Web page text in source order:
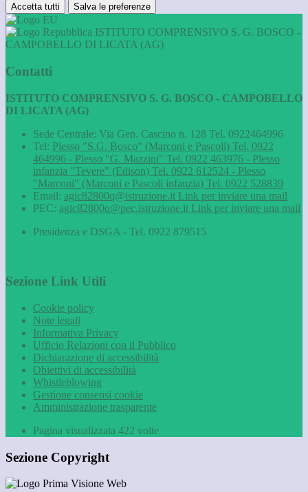
Accetta tutti Salva le preferenze
ISTITUTO COMPRENSIVO S. G. BOSCO -
CAMPOBELLO DI LICATA (AG)
Contatti
ISTITUTO COMPRENSIVO S. G. BOSCO - CAMPOBELLO
DI LICATA (AG)
Sede Centrale: Via Gen. Cascino n. 128 Tel. 0922464996
Tel: Plesso "S.G. Bosco" (Marconi e Pascoli) Tel. 0922
464996 - Plesso "G. Mazzini" Tel. 0922 463976 - Plesso
infanzia "Tevere" (Edison) Tel. 0922 612524 - Plesso
"Marconi" (Marconi e Pascoli infanzia) Tel. 0922 528839
Email: agic82800q@istruzione.it Link per inviare una mail
PEC: agic82800q@pec.istruzione.it Link per inviare una mail
Presidenza e DSGA - Tel. 0922 879515
Sezione Link Utili
Cookie policy
Note legali
Informativa Privacy
Ufficio Relazioni con il Pubblico
Dichiarazione di accessibilità
Obiettivi di accessibilità
Whistleblowing
Gestione consensi cookie
Amministrazione trasparente
Pagina visualizzata 422 volte
Sezione Copyright